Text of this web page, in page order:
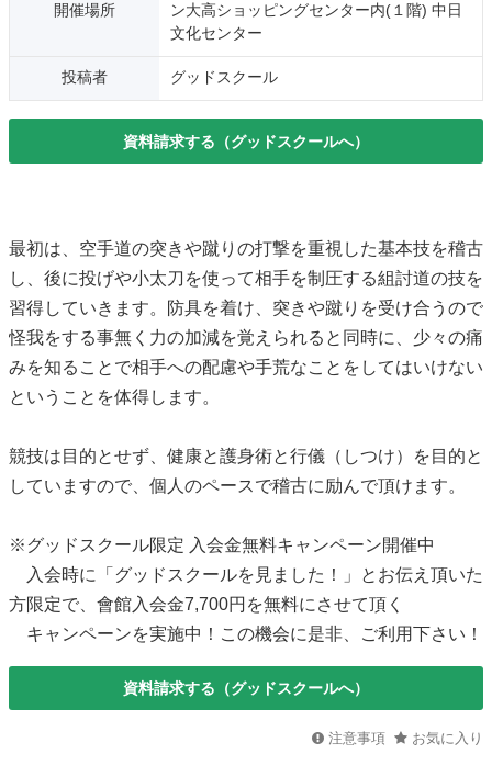
開催場所
ン大高ショッピングセンター内(１階) 中日
文化センター
投稿者 グッドスクール
資料請求する（グッドスクールへ）
最初は、空手道の突きや蹴りの打撃を重視した基本技を稽古
し、後に投げや小太刀を使って相手を制圧する組討道の技を
習得していきます。防具を着け、突きや蹴りを受け合うので
怪我をする事無く力の加減を覚えられると同時に、少々の痛
みを知ることで相手への配慮や手荒なことをしてはいけない
ということを体得します。
競技は目的とせず、健康と護身術と行儀（しつけ）を目的と
していますので、個人のペースで稽古に励んで頂けます。
※グッドスクール限定 入会金無料キャンペーン開催中
入会時に「グッドスクールを見ました！」とお伝え頂いた
方限定で、會館入会金7,700円を無料にさせて頂く
キャンペーンを実施中！この機会に是非、ご利用下さい！
資料請求する（グッドスクールへ）
注意事項 お気に入り